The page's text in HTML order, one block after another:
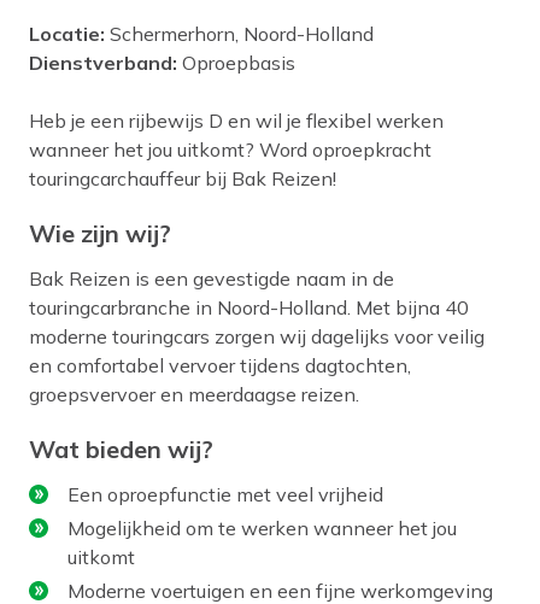
Locatie: Schermerhorn, Noord-Holland
Dienstverband: Oproepbasis
Heb je een rijbewijs D en wil je flexibel werken
wanneer het jou uitkomt? Word oproepkracht
touringcarchauffeur bij Bak Reizen!
Wie zijn wij?
Bak Reizen is een gevestigde naam in de
touringcarbranche in Noord-Holland. Met bijna 40
moderne touringcars zorgen wij dagelijks voor veilig
en comfortabel vervoer tijdens dagtochten,
groepsvervoer en meerdaagse reizen.
Wat bieden wij?
Een oproepfunctie met veel vrijheid
Mogelijkheid om te werken wanneer het jou
uitkomt
Moderne voertuigen en een fijne werkomgeving